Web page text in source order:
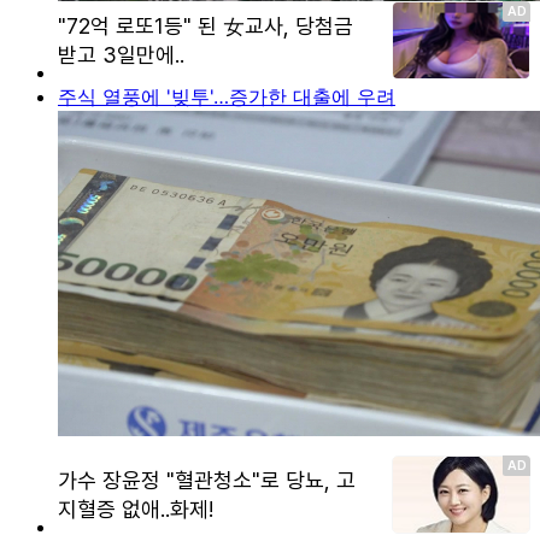
주식 열풍에 '빚투'…증가한 대출에 우려